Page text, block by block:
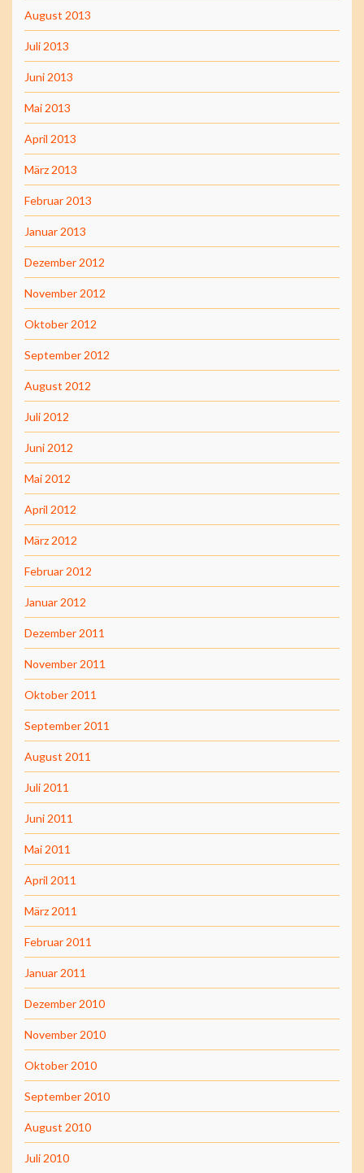
August 2013
Juli 2013
Juni 2013
Mai 2013
April 2013
März 2013
Februar 2013
Januar 2013
Dezember 2012
November 2012
Oktober 2012
September 2012
August 2012
Juli 2012
Juni 2012
Mai 2012
April 2012
März 2012
Februar 2012
Januar 2012
Dezember 2011
November 2011
Oktober 2011
September 2011
August 2011
Juli 2011
Juni 2011
Mai 2011
April 2011
März 2011
Februar 2011
Januar 2011
Dezember 2010
November 2010
Oktober 2010
September 2010
August 2010
Juli 2010